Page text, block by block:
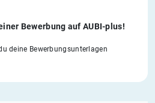
Bewerbung auf AUBI-plus!
deine Bewerbungsunterlagen